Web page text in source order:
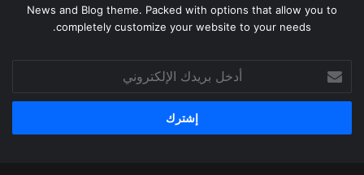
News and Blog theme. Packed with options that allow you to
completely customize your website to your needs.
بريدك
الإلكتروني